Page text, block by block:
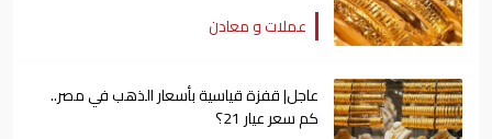
عملات و معادن
عاجل| قفزة قياسية بأسعار الذهب في مصر..
كم سعر عيار 21؟